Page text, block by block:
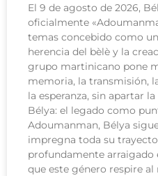
El 9 de agosto de 2026,
oficialmente
temas concebido como
herencia del bèlè y la
grupo martinicano pone
memoria, la transmisión,
la esperanza, sin apartar
Bélya: el legado como
Adoumanman, Bélya
impregna toda su
profundamente arraigado
que este género respire al